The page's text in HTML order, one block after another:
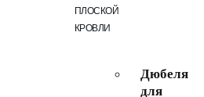
ПЛОСКОЙ
КРОВЛИ
Дюбеля
для